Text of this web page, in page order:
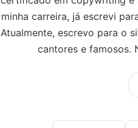
minha carreira, já escrevi
Atualmente, escrevo para o
cantores e famosos.